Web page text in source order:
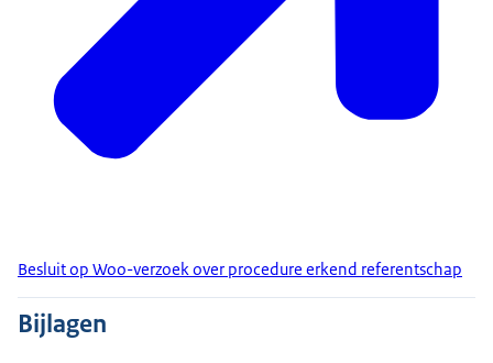
Besluit op Woo-verzoek over procedure erkend referentschap
Bijlagen